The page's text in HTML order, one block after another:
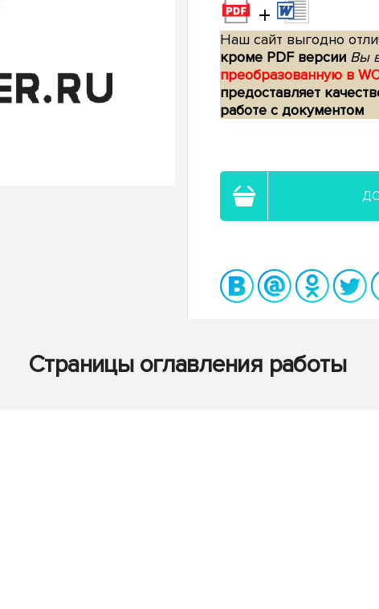
+
Наш сайт выгодно
кроме PDF версии Вы
преобразованную в
предоставляет
работе с документом
Страницы оглавления работы